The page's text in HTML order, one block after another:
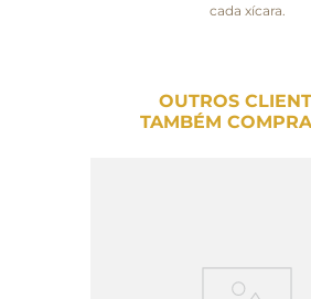
cada xícara.
OUTROS
TAMBÉM